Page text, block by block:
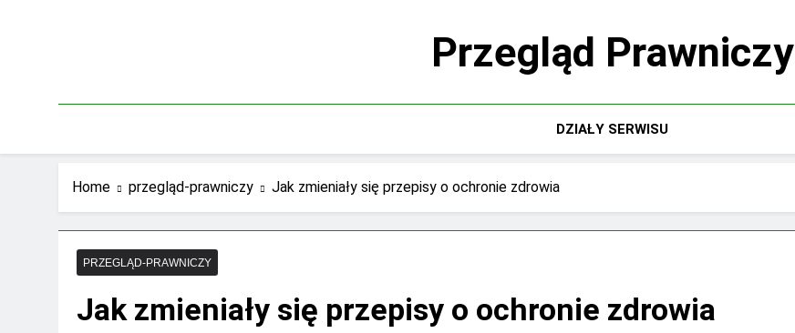
Przegląd Prawniczy
DZIAŁY SERWISU
Home przegląd-prawniczy Jak zmieniały się przepisy o ochronie zdrowia
PRZEGLĄD-PRAWNICZY
Jak zmieniały się przepisy o ochronie zdrowia